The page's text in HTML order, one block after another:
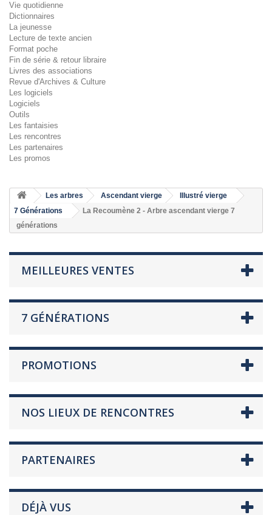
Vie quotidienne
Dictionnaires
La jeunesse
Lecture de texte ancien
Format poche
Fin de série & retour libraire
Livres des associations
Revue d'Archives & Culture
Les logiciels
Logiciels
Outils
Les fantaisies
Les rencontres
Les partenaires
Les promos
Les arbres Ascendant vierge
Illustré vierge
7 Générations
La Recoumène 2 - Arbre ascendant vierge 7
générations
MEILLEURES VENTES
7 GÉNÉRATIONS
PROMOTIONS
NOS LIEUX DE RENCONTRES
PARTENAIRES
DÉJÀ VUS